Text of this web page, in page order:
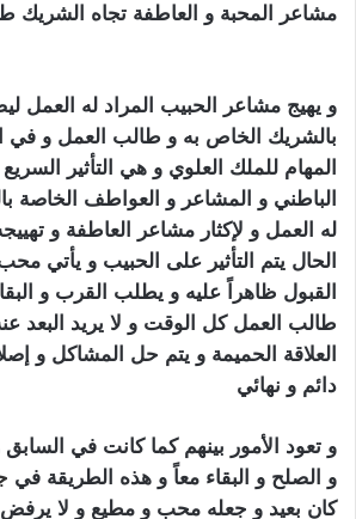
مشاعر المحبة و العاطفة تجاه الشريك
و يهيج مشاعر الحبيب المراد له العمل
بالشريك الخاص به و طالب العمل و في
المهام للملك العلوي و هي التأثير
الباطني و المشاعر و العواطف
له العمل و لإكثار مشاعر العاطفة و
الحال يتم التأثير على الحبيب و يأتي
القبول ظاهراً عليه و يطلب القرب و
طالب العمل كل الوقت و لا يريد البعد
العلاقة الحميمة و يتم حل المشاكل و
دائم و نهائي
و تعود الأمور بينهم كما كانت في
و الصلح و البقاء معاً و هذه الطريقة في
كان بعيد و جعله محب و مطيع و لا